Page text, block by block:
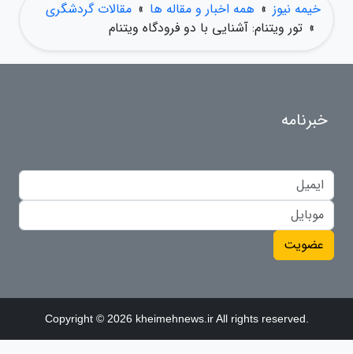
خیمه نیوز » همه اخبار و مقاله ها » مقالات گردشگری
» تور ویتنام: آشنایی با دو فرودگاه ویتنام
خبرنامه
عضویت
Copyright © 2026 kheimehnews.ir All rights reserved.